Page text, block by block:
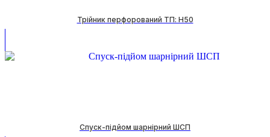
Трійник перфорований ТП: H50
Спуск-підйом шарнірний ШСП